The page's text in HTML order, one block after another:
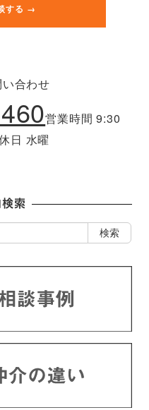
する →
い合わせ
営業時間 9:30
日 水曜
索
検索